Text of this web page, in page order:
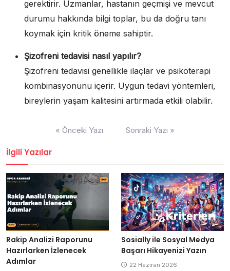
gerektirir. Uzmanlar, hastanın geçmişi ve mevcut
durumu hakkında bilgi toplar, bu da doğru tanı
koymak için kritik öneme sahiptir.
Şizofreni tedavisi nasıl yapılır?
Şizofreni tedavisi genellikle ilaçlar ve psikoterapi
kombinasyonunu içerir. Uygun tedavi yöntemleri,
bireylerin yaşam kalitesini artırmada etkili olabilir.
« Önceki Yazı Sonraki Yazı »
İlgili Yazılar
Rakip Analizi Raporunu
Hazırlarken İzlenecek
Adımlar
Sosially ile Sosyal Medya
Başarı Hikayenizi Yazın
22 Haziran 2026